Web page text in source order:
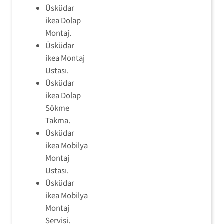
Üsküdar
ikea Dolap
Montaj.
Üsküdar
ikea Montaj
Ustası.
Üsküdar
ikea Dolap
Sökme
Takma.
Üsküdar
ikea Mobilya
Montaj
Ustası.
Üsküdar
ikea Mobilya
Montaj
Servisi.